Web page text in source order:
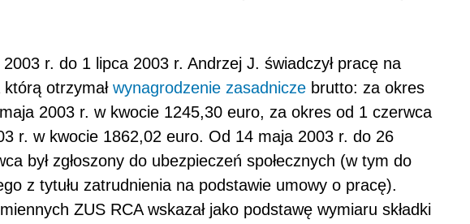
r. do 1 lipca 2003 r. Andrzej J. świadczył pracę na
otrzymał wynagrodzenie zasadnicze brutto: za okres
2003 r. w kwocie 1245,30 euro, za okres od 1 czerwca
r. w kwocie 1862,02 euro. Od 14 maja 2003 r. do 26
był zgłoszony do ubezpieczeń społecznych (w tym do
z tytułu zatrudnienia na podstawie umowy o pracę).
ZUS RCA wskazał jako podstawę wymiaru składki